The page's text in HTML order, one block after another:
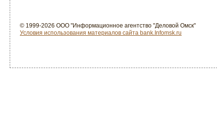
© 1999-2026 ООО "Информационное агентство "Деловой Омск"
Условия использования материалов сайта bank.Infomsk.ru